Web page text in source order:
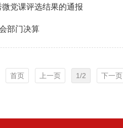
党课评选结果的通报
部门决算
首页 上一页 1/2 下一页